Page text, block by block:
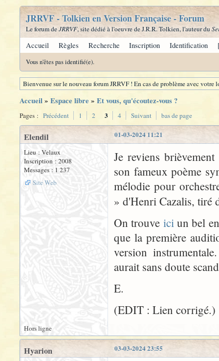
JRRVF - Tolkien en Version Française - Forum
Le forum deJRRVF, site dédié à l'oeuvre de J.R.R. Tolkien, l'auteur du
Accueil Règles Recherche Inscription Identification
Vous n'êtes pas identifié(e).
Bienvenue sur le nouveau forum JRRVF ! En cas de problème avec
Accueil» Espace libre » Et vous, qu'écoutez-vous ?
Pages : Précédent 1 2 3 4 Suivant bas de page
01-03-2024 11:21
Elendil
Lieu : Velaux
Inscription : 2008
Messages : 1 237
Site Web
Je reviens
son fameux poème
mélodie pour
» d'Henri Cazalis, tiré
On trouve iciun bel
que la première
version
aurait sans doute
E.
(EDIT : Lien corrigé.)
Hors ligne
03-03-2024 23:55
Hyarion